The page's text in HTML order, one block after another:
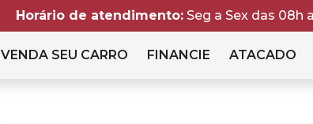
Horário de atendimento: Seg a Sex das 08h
VENDA SEU CARRO FINANCIE ATACADO